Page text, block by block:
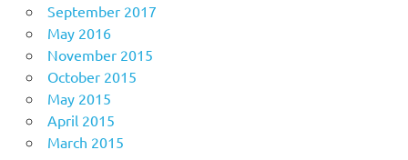
September 2017
May 2016
November 2015
October 2015
May 2015
April 2015
March 2015